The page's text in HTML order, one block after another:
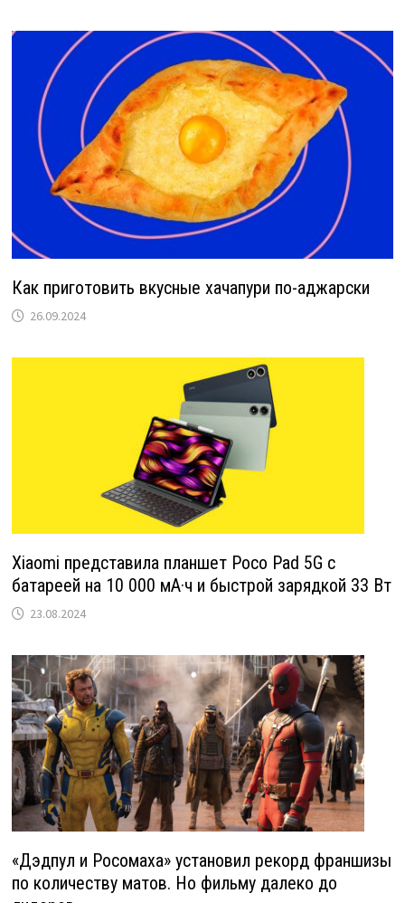
Как приготовить вкусные хачапури по-аджарски
26.09.2024
Xiaomi представила планшет Poco Pad 5G с
батареей на 10 000 мА·ч и быстрой зарядкой 33 Вт
23.08.2024
«Дэдпул и Росомаха» установил рекорд франшизы
по количеству матов. Но фильму далеко до